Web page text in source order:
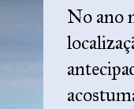
No ano